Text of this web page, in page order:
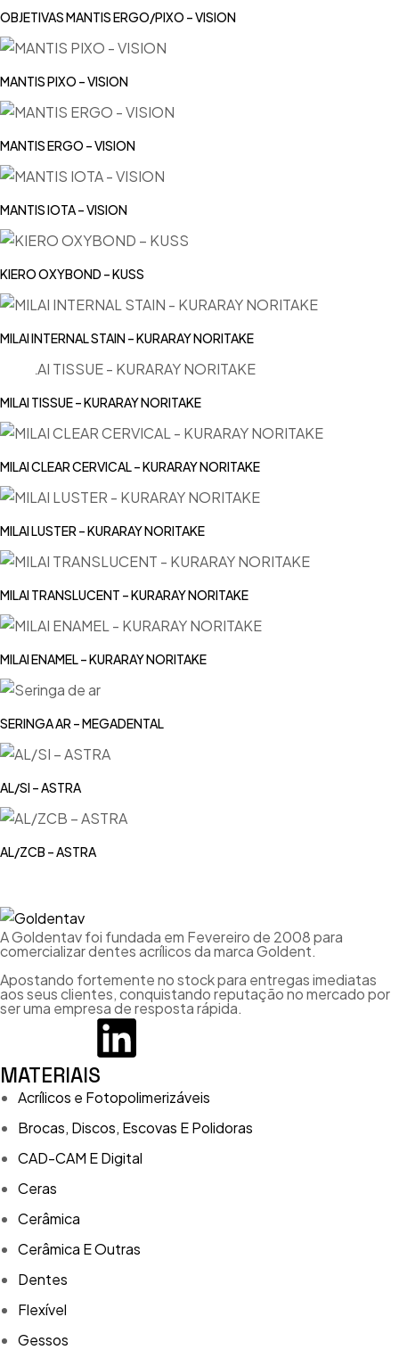
OBJETIVAS MANTIS ERGO/PIXO – VISION
MANTIS PIXO – VISION
MANTIS ERGO – VISION
MANTIS IOTA – VISION
KIERO OXYBOND – KUSS
MILAI INTERNAL STAIN – KURARAY NORITAKE
MILAI TISSUE – KURARAY NORITAKE
MILAI CLEAR CERVICAL – KURARAY NORITAKE
MILAI LUSTER – KURARAY NORITAKE
MILAI TRANSLUCENT – KURARAY NORITAKE
MILAI ENAMEL – KURARAY NORITAKE
SERINGA AR – MEGADENTAL
AL/SI – ASTRA
AL/ZCB – ASTRA
A Goldentav foi fundada em Fevereiro de 2008 para
comercializar dentes acrílicos da marca Goldent.
Apostando fortemente no stock para entregas imediatas
aos seus clientes, conquistando reputação no mercado por
ser uma empresa de resposta rápida.
MATERIAIS
Acrílicos e Fotopolimerizáveis
Brocas, Discos, Escovas E Polidoras
CAD-CAM E Digital
Ceras
Cerâmica
Cerâmica E Outras
Dentes
Flexível
Gessos